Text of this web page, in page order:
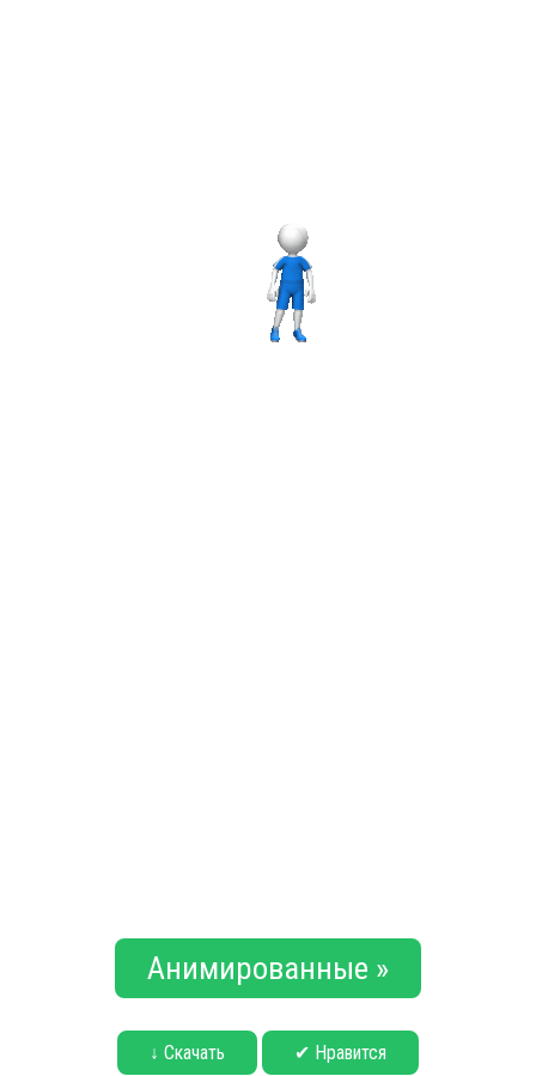
Анимированные »
↓ Скачать ✔ Нравится